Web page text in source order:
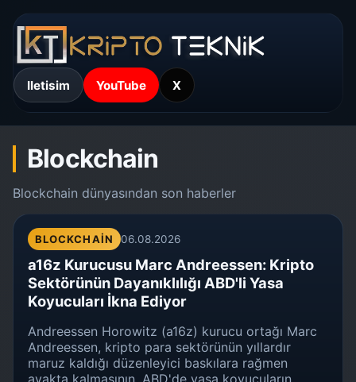
Iletisim YouTube X
Blockchain
Blockchain dünyasından son haberler
BLOCKCHAIN 06.08.2026
a16z Kurucusu Marc Andreessen: Kripto
Sektörünün Dayanıklılığı ABD'li Yasa
Koyucuları İkna Ediyor
Andreessen Horowitz (a16z) kurucu ortağı Marc
Andreessen, kripto para sektörünün yıllardır
maruz kaldığı düzenleyici baskılara rağmen
ayakta kalmasının, ABD'de yasa koyucuların